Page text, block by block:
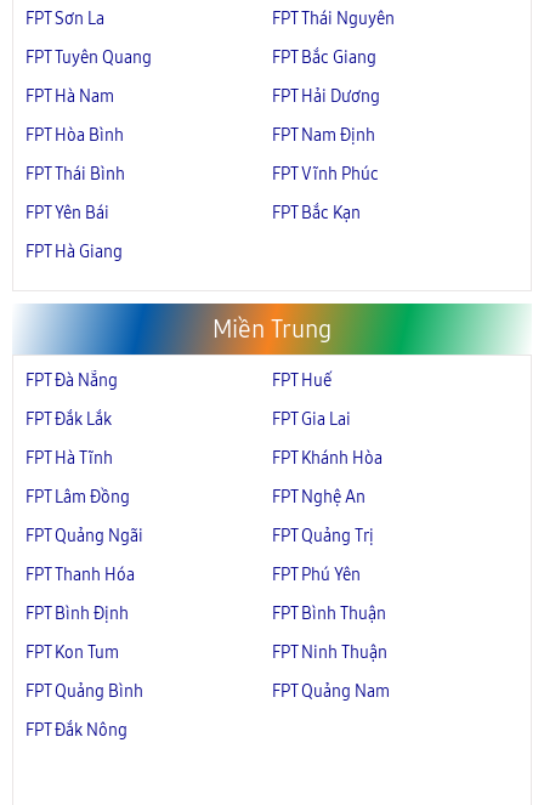
FPT Sơn La
FPT Thái Nguyên
FPT Tuyên Quang
FPT Bắc Giang
FPT Hà Nam
FPT Hải Dương
FPT Hòa Bình
FPT Nam Định
FPT Thái Bình
FPT Vĩnh Phúc
FPT Yên Bái
FPT Bắc Kạn
FPT Hà Giang
Miền Trung
FPT Đà Nẵng
FPT Huế
FPT Đắk Lắk
FPT Gia Lai
FPT Hà Tĩnh
FPT Khánh Hòa
FPT Lâm Đồng
FPT Nghệ An
FPT Quảng Ngãi
FPT Quảng Trị
FPT Thanh Hóa
FPT Phú Yên
FPT Bình Định
FPT Bình Thuận
FPT Kon Tum
FPT Ninh Thuận
FPT Quảng Bình
FPT Quảng Nam
FPT Đắk Nông